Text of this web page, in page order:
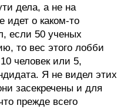
дела, а не на
идет о каком-то
если 50 ученых
то вес этого лобби
человек или 5,
Я не видел этих
засекречены и для
прежде всего